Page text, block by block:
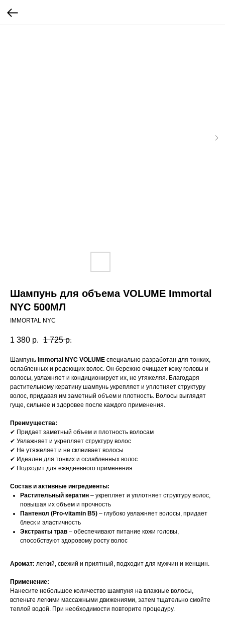
Шампунь для объема VOLUME Immortal
NYC 500МЛ
IMMORTAL NYC
1 380 р. 1 725 р.
Шампунь Immortal NYC VOLUME специально разработан для тонких,
ослабленных и редеющих волос. Он бережно очищает кожу головы и
волосы, увлажняет и кондиционирует их, не утяжеляя. Благодаря
растительному кератину шампунь укрепляет и уплотняет структуру
волос, придавая им заметный объем и плотность. Волосы выглядят
гуще, сильнее и здоровее после каждого применения.
Преимущества:
✔ Придает заметный объем и плотность волосам
✔ Увлажняет и укрепляет структуру волос
✔ Не утяжеляет и не склеивает волосы
✔ Идеален для тонких и ослабленных волос
✔ Подходит для ежедневного применения
Состав и активные ингредиенты:
Растительный кератин – укрепляет и уплотняет структуру волос,
повышая их объем и прочность
Пантенол (Pro-vitamin B5) – глубоко увлажняет волосы, придает
блеск и эластичность
Экстракты трав – обеспечивают питание кожи головы,
способствуют здоровому росту волос
Аромат: легкий, свежий и приятный, подходит для мужчин и женщин.
Применение:
Нанесите небольшое количество шампуня на влажные волосы,
вспеньте легкими массажными движениями, затем тщательно смойте
теплой водой. При необходимости повторите процедуру.